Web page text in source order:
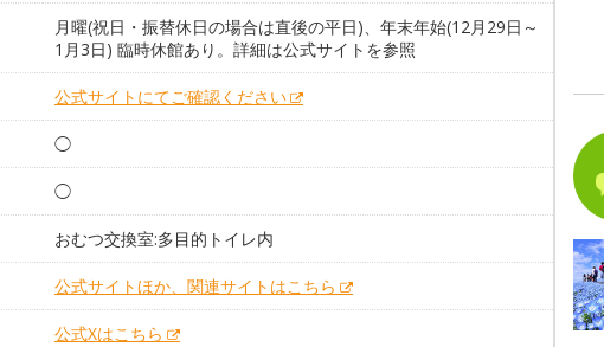
月曜(祝日・振替休日の場合は直後の平日)、年末年始(12月29日～
1月3日) 臨時休館あり。詳細は公式サイトを参照
公式サイトにてご確認ください
◯
◯
おむつ交換室:多目的トイレ内
公式サイトほか、関連サイトはこちら
公式Xはこちら